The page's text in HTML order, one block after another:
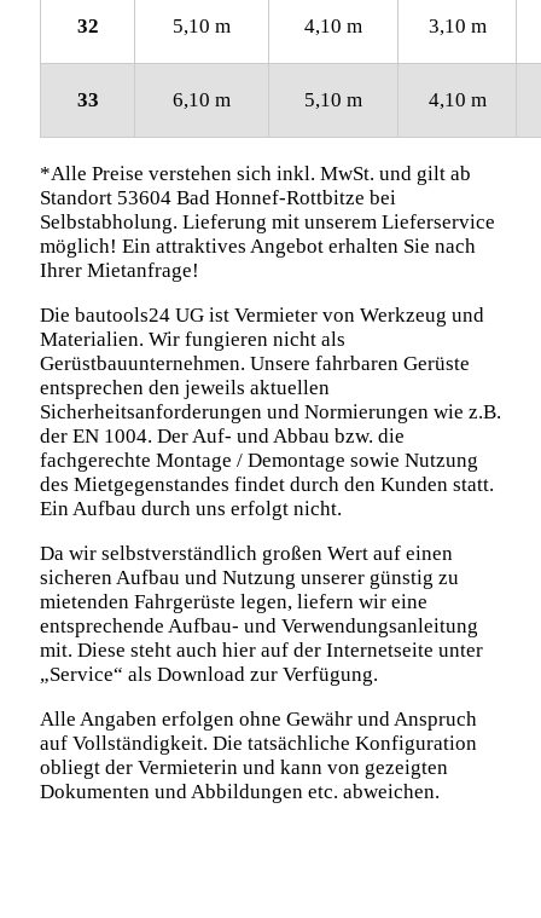
32 5,10 m 4,10 m 3,10 m
33 6,10 m 5,10 m 4,10 m
*Alle Preise verstehen sich inkl. MwSt. und gilt ab
Standort 53604 Bad Honnef-Rottbitze bei
Selbstabholung. Lieferung mit unserem Lieferservice
möglich! Ein attraktives Angebot erhalten Sie nach
Ihrer Mietanfrage!
Die bautools24 UG ist Vermieter von Werkzeug und
Materialien. Wir fungieren nicht als
Gerüstbauunternehmen. Unsere fahrbaren Gerüste
entsprechen den jeweils aktuellen
Sicherheitsanforderungen und Normierungen wie z.B.
der EN 1004. Der Auf- und Abbau bzw. die
fachgerechte Montage / Demontage sowie Nutzung
des Mietgegenstandes findet durch den Kunden statt.
Ein Aufbau durch uns erfolgt nicht.
Da wir selbstverständlich großen Wert auf einen
sicheren Aufbau und Nutzung unserer günstig zu
mietenden Fahrgerüste legen, liefern wir eine
entsprechende Aufbau- und Verwendungsanleitung
mit. Diese steht auch hier auf der Internetseite unter
„Service“ als Download zur Verfügung.
Alle Angaben erfolgen ohne Gewähr und Anspruch
auf Vollständigkeit. Die tatsächliche Konfiguration
obliegt der Vermieterin und kann von gezeigten
Dokumenten und Abbildungen etc. abweichen.